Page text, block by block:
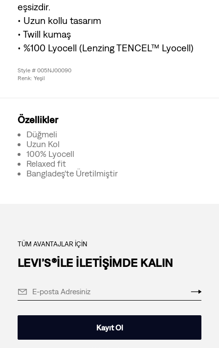
eşsizdir.
• Uzun kollu tasarım
• Twill kumaş
• %100 Lyocell (Lenzing TENCEL™ Lyocell)
Style # 005NJ00090
Renk: Yeşil
Özellikler
Düğmeli
Uzun Kol
100% Lyocell
Relaxed fit
Bangladeş'te Üretilmiştir
TÜM AVANTAJLAR İÇİN
LEVI’S®İLE İLETİŞİMDE KALIN
Kayıt Ol